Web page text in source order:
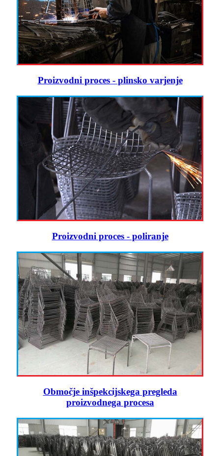
Proizvodni proces - plinsko varjenje
Proizvodni proces - poliranje
Območje inšpekcijskega pregleda
proizvodnega procesa